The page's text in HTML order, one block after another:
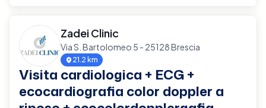
Zadei Clinic
Via S. Bartolomeo 5 - 25128 Brescia
21.2 km
Visita cardiologica + ECG +
ecocardiografia color doppler a